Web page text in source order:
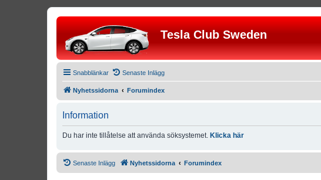
Tesla Club Sweden
Snabblänkar Senaste Inlägg
Nyhetssidorna Forumindex
Information
Du har inte tillåtelse att använda söksystemet. Klicka här
Senaste Inlägg Nyhetssidorna Forumindex